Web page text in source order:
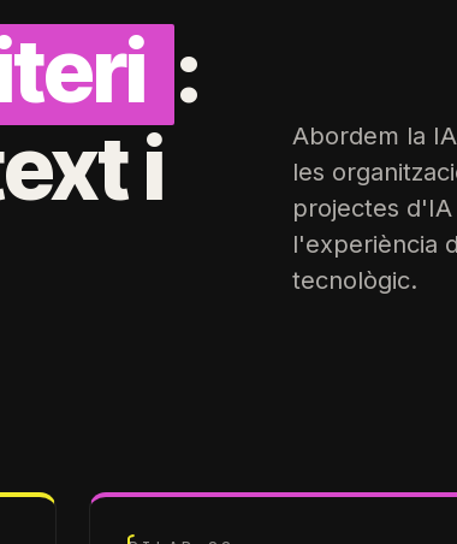
:
i
Abordem la
les
projectes
l'experiència
tecnològic.